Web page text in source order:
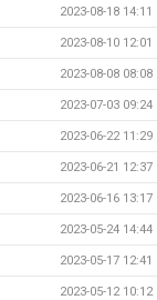
2023-08-18 14:11
2023-08-10 12:01
2023-08-08 08:08
2023-07-03 09:24
2023-06-22 11:29
2023-06-21 12:37
2023-06-16 13:17
2023-05-24 14:44
2023-05-17 12:41
2023-05-12 10:12